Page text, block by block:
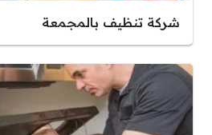
شركة تنظيف بالمجمعة